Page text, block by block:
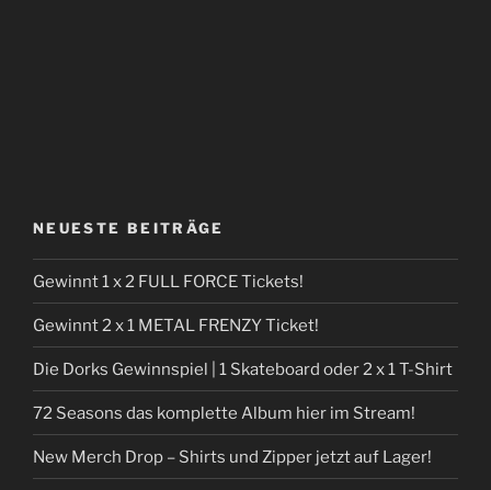
NEUESTE BEITRÄGE
Gewinnt 1 x 2 FULL FORCE Tickets!
Gewinnt 2 x 1 METAL FRENZY Ticket!
Die Dorks Gewinnspiel | 1 Skateboard oder 2 x 1 T-Shirt
72 Seasons das komplette Album hier im Stream!
New Merch Drop – Shirts und Zipper jetzt auf Lager!